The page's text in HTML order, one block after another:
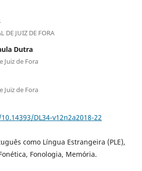
DE JUIZ DE FORA
Dutra
Juiz de Fora
Juiz de Fora
DL34-v12n2a2018-22
como Língua Estrangeira (PLE),
Fonologia, Memória.